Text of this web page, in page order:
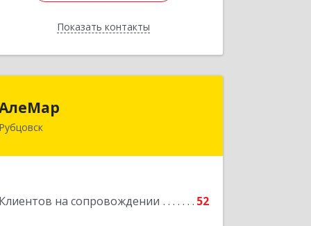
Показать контакты
Назад
Рубцовск
Клиентов на сопровождении 52
658210, Алтайский край, Рубцовск г,